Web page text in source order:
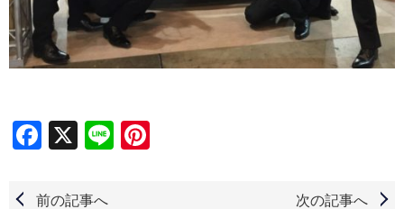
Facebook
X Line
前の記事へ 次の記事へ